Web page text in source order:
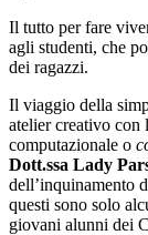
Il tutto per fare
agli studenti, che
dei ragazzi.
Il viaggio della
atelier creativo con
computazionale o
Dott.ssa Lady
dell’inquinamento
questi sono solo
giovani alunni dei